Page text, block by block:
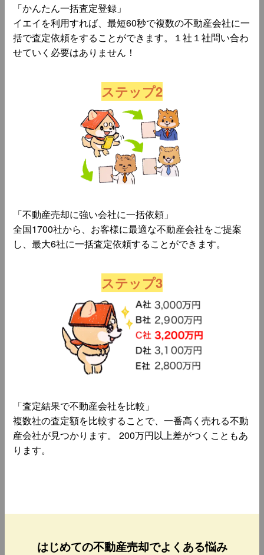
「かんたん一括査定登録」
イエイを利用すれば、最短60秒で複数の不動産会社に一
括で査定依頼をすることができます。１社１社問い合わ
せていく必要はありません！
ステップ2
「不動産売却に強い会社に一括依頼」
全国1700社から、お客様に最適な不動産会社をご提案
し、最大6社に一括査定依頼することができます。
ステップ3
「査定結果で不動産会社を比較」
複数社の査定額を比較することで、一番高く売れる不動
産会社が見つかります。 200万円以上差がつくこともあ
ります。
はじめての不動産売却でよくある悩み